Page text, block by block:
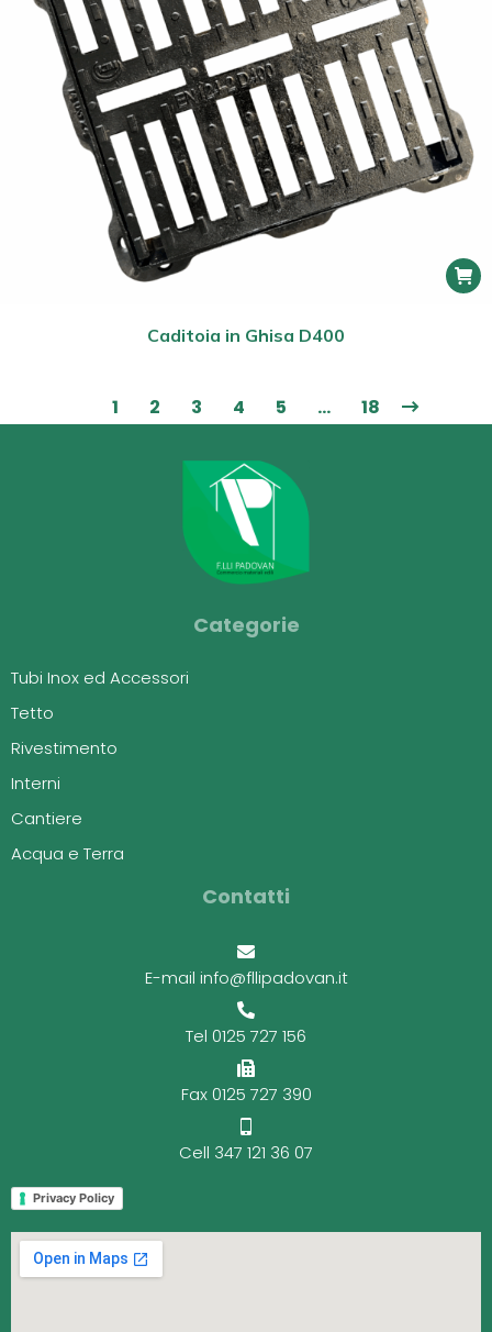
Caditoia in Ghisa D400
1 2 3 4 5 … 18
Categorie
Tubi Inox ed Accessori
Tetto
Rivestimento
Interni
Cantiere
Acqua e Terra
Contatti
E-mail info@fllipadovan.it
Tel 0125 727 156
Fax 0125 727 390
Cell 347 121 36 07
Privacy Policy